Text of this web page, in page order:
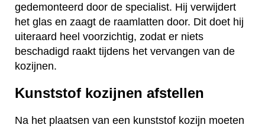
gedemonteerd door de specialist. Hij verwijdert
het glas en zaagt de raamlatten door. Dit doet hij
uiteraard heel voorzichtig, zodat er niets
beschadigd raakt tijdens het vervangen van de
kozijnen.
Kunststof kozijnen afstellen
Na het plaatsen van een kunststof kozijn moeten